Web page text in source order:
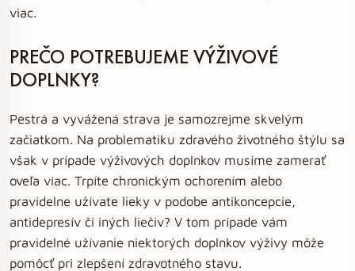
viac.
PREČO POTREBUJEME VÝŽIVOVÉ
DOPLNKY?
Pestrá a vyvážená strava je samozrejme skvelým
začiatkom. Na problematiku zdravého životného štýlu sa
však v prípade výživových doplnkov musíme zamerať
oveľa viac. Trpíte chronickým ochorením alebo
pravidelne užívate lieky v podobe antikoncepcie,
antidepresív či iných liečiv? V tom prípade vám
pravidelné užívanie niektorých doplnkov výživy môže
pomôcť pri zlepšení zdravotného stavu.